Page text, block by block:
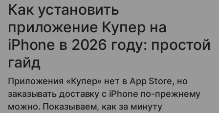
Как установить
приложение Купер на
iPhone в 2026 году: простой
гайд
Приложения «Купер» нет в App Store, но
заказывать доставку с iPhone по-прежнему
можно. Показываем, как за минуту